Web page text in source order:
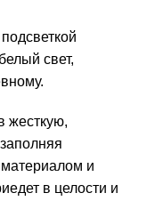
свет,
жесткую,
материалом и
в целости и